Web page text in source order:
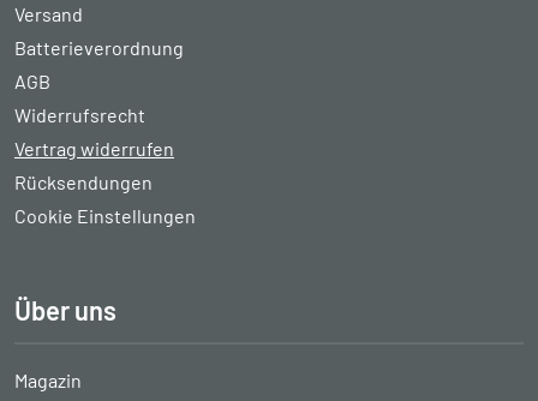
Versand
Batterieverordnung
AGB
Widerrufsrecht
Vertrag widerrufen
Rücksendungen
Cookie Einstellungen
Über uns
Magazin